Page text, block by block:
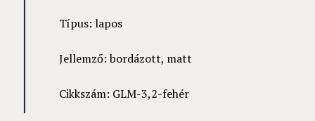
Típus: lapos
Jellemző: bordázott, matt
Cikkszám: GLM-3,2-fehér